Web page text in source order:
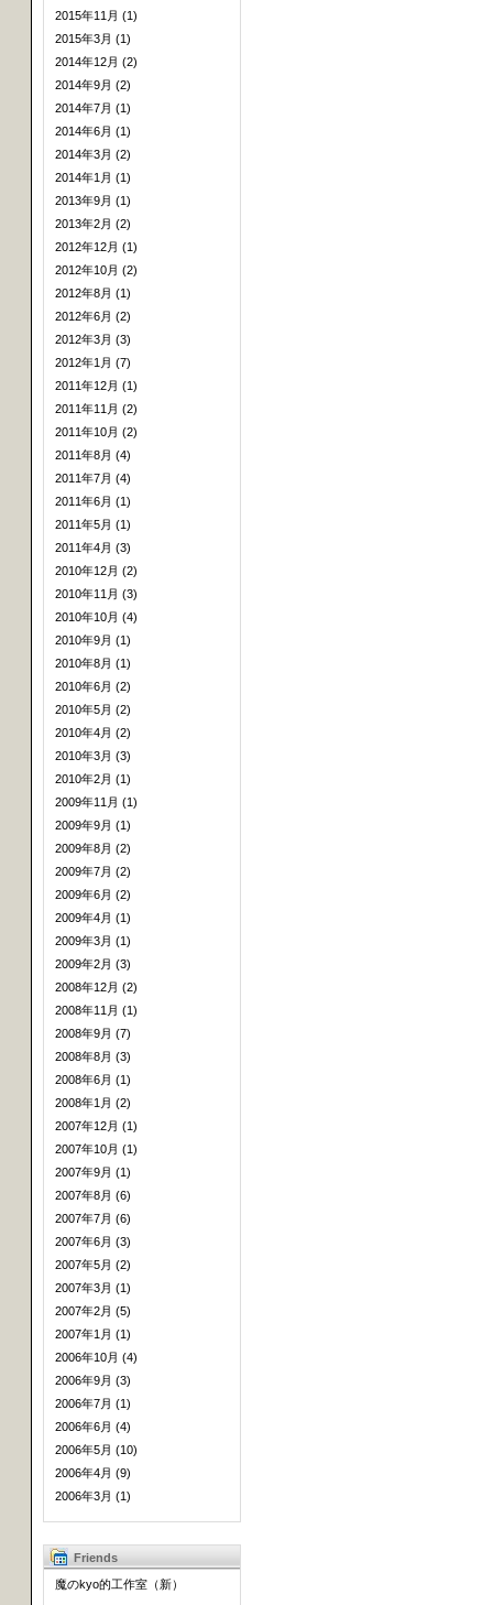
2015年11月 (1)
2015年3月 (1)
2014年12月 (2)
2014年9月 (2)
2014年7月 (1)
2014年6月 (1)
2014年3月 (2)
2014年1月 (1)
2013年9月 (1)
2013年2月 (2)
2012年12月 (1)
2012年10月 (2)
2012年8月 (1)
2012年6月 (2)
2012年3月 (3)
2012年1月 (7)
2011年12月 (1)
2011年11月 (2)
2011年10月 (2)
2011年8月 (4)
2011年7月 (4)
2011年6月 (1)
2011年5月 (1)
2011年4月 (3)
2010年12月 (2)
2010年11月 (3)
2010年10月 (4)
2010年9月 (1)
2010年8月 (1)
2010年6月 (2)
2010年5月 (2)
2010年4月 (2)
2010年3月 (3)
2010年2月 (1)
2009年11月 (1)
2009年9月 (1)
2009年8月 (2)
2009年7月 (2)
2009年6月 (2)
2009年4月 (1)
2009年3月 (1)
2009年2月 (3)
2008年12月 (2)
2008年11月 (1)
2008年9月 (7)
2008年8月 (3)
2008年6月 (1)
2008年1月 (2)
2007年12月 (1)
2007年10月 (1)
2007年9月 (1)
2007年8月 (6)
2007年7月 (6)
2007年6月 (3)
2007年5月 (2)
2007年3月 (1)
2007年2月 (5)
2007年1月 (1)
2006年10月 (4)
2006年9月 (3)
2006年7月 (1)
2006年6月 (4)
2006年5月 (10)
2006年4月 (9)
2006年3月 (1)
Friends
魔のkyo的工作室（新）